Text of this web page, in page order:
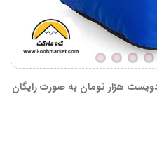
دویست هزار تومان به صورت رایگان